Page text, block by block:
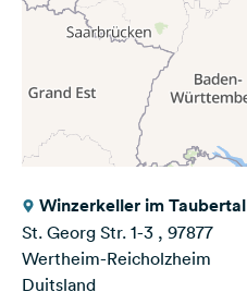
Winzerkeller im Taubertal
St. Georg Str. 1-3 , 97877
Wertheim-Reicholzheim
Duitsland